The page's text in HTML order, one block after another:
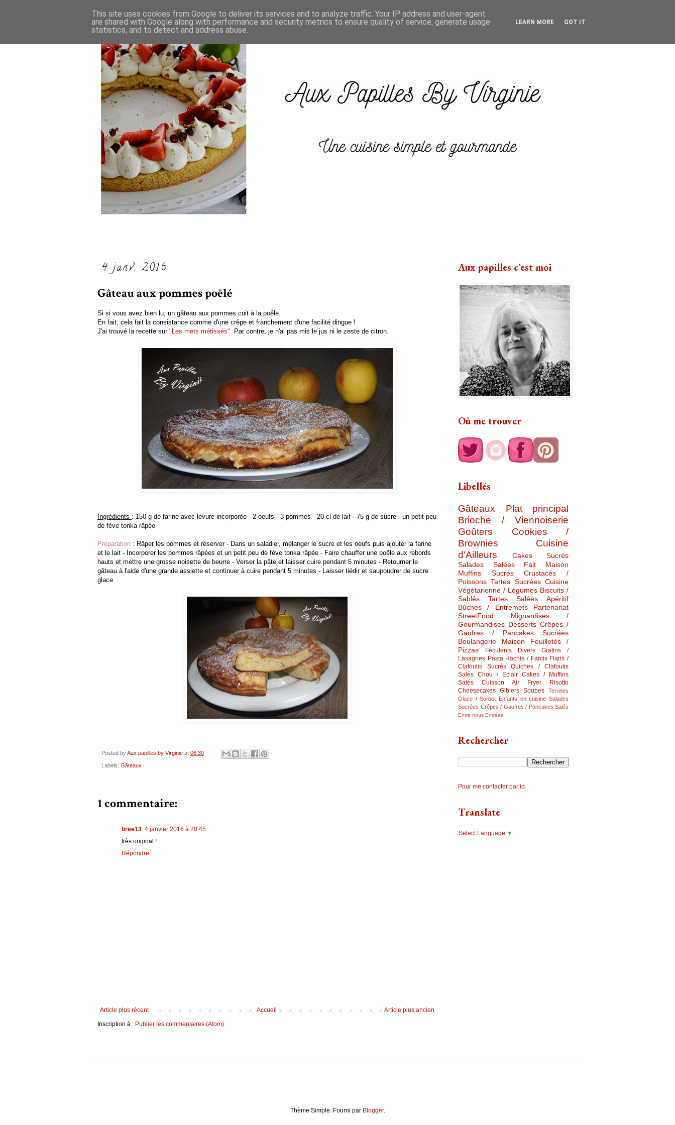
4 janv. 2016
Gâteau aux pommes poêlé
Si si vous avez bien lu, un gâteau aux pommes cuit à la poêle.
En fait, cela fait la consistance comme d'une crêpe et franchement d'une facilité dingue !
J'ai trouvé la recette sur "Les mets métissés". Par contre, je n'ai pas mis le jus ni le zeste de citron.
Ingrédients : 150 g de farine avec levure incorporée - 2 oeufs - 3 pommes - 20 cl de lait - 75 g de sucre - un petit peu
de fève tonka râpée
Préparation : Râper les pommes et réserver - Dans un saladier, mélanger le sucre et les oeufs puis ajouter la farine
et le lait - Incorporer les pommes râpées et un petit peu de fève tonka râpée - Faire chauffer une poêle aux rebords
hauts et mettre une grosse noisette de beurre - Verser la pâte et laisser cuire pendant 5 minutes - Retourner le
gâteau à l'aide d'une grande assiette et continuer à cuire pendant 5 minutes - Laisser tiédir et saupoudrer de sucre
glace
Posted byAux papilles by Virginie at 06:30
Labels: Gâteaux
1 commentaire:
bree13 4 janvier 2016 à 20:45
très original !
Répondre
Article plus récent Article plus ancien
Accueil
Inscription à : Publier les commentaires (Atom)
Aux papilles c'est moi
Où me trouver
Libellés
Gâteaux
Plat principal
Brioche / Viennoiserie
Goûters
Cookies /
Brownies
Cuisine
d'Ailleurs
Cakes Sucrés
Salades Salées
Fait Maison
Muffins Sucrés
Crustacés /
Poissons Tartes Sucrées Cuisine
Végétarienne / Légumes Biscuits /
Sablés
Tartes Salées
Apéritif
Bûches / Entremets
Partenariat
StreetFood
Mignardises /
Gourmandises Desserts Crêpes /
Gaufres / Pancakes Sucrées
Boulangerie Maison
Feuilletés /
Pizzas
Féculents Divers
Gratins /
Lasagnes Pasta Hachis / Farcis Flans /
Clafoutis Sucrés
Quiches / Clafoutis
Salés Chou / Eclair Cakes / Muffins
Salés
Cuisson Air Fryer
Risotto
Cheesecakes Gibiers Soupes
Terrines
Glace / Sorbet Enfants en cuisine Salades
Sucrées Crêpes / Gaufres / Pancakes Salés
Entre nous Entrées
Rechercher
Pour me contacter par ici
Translate
Select Language ▼
Thème Simple. Fourni par Blogger.
This site uses cookies from Google to deliver its services and to analyze traffic. Your IP address and user-agent
are shared with Google along with performance and security metrics to ensure quality of service, generate usage
statistics, and to detect and address abuse.
LEARN MORE GOT IT